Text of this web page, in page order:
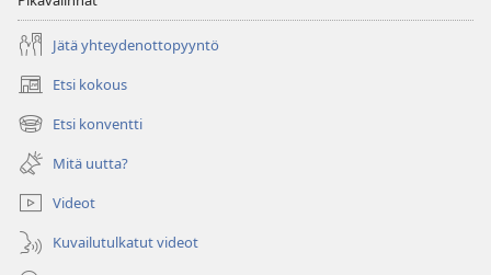
Jätä yhteydenottopyyntö
Etsi kokous
(avaa
uuden
ikkunan)
Etsi konventti
(avaa
uuden
ikkunan)
Mitä uutta?
Videot
Kuvailutulkatut videot